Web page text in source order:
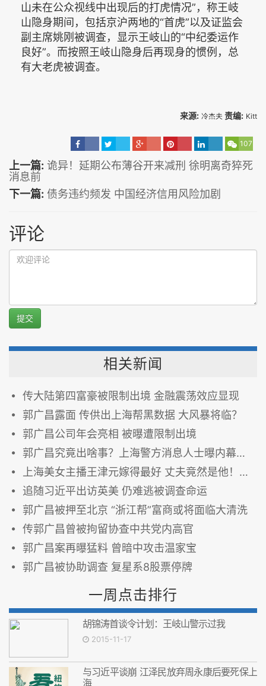
山未在公众视线中出现后的打虎情况”，称王岐
山隐身期间，包括京沪两地的“首虎”以及证监会
副主席姚刚被调查，显示王岐山的“中纪委运作
良好”。而按照王岐山隐身后再现身的惯例，总
有大老虎被调查。
来源: 冷杰夫 责编: Kitt
107
上一篇: 诡异！延期公布薄谷开来减刑 徐明离奇猝死
消息前
下一篇: 债务违约频发 中国经济信用风险加剧
评论
提交
相关新闻
传大陆第四富豪被限制出境 金融震荡效应显现
郭广昌露面 传供出上海帮黑数据 大风暴将临？
郭广昌公司年会亮相 被曝遭限制出境
郭广昌究竟出啥事？上海警方消息人士曝内幕消息
上海美女主播王津元嫁得最好 丈夫竟然是他！（图组）
追随习近平出访英美 仍难逃被调查命运
郭广昌被押至北京 “浙江帮”富商或将面临大清洗
传郭广昌曾被拘留协查中共党内高官
郭广昌案再曝猛料 曾暗中攻击温家宝
郭广昌被协助调查 复星系8股票停牌
一周点击排行
胡锦涛首谈令计划：王岐山警示过我
2015-11-17
与习近平谈崩 江泽民放弃周永康后要死保上
海